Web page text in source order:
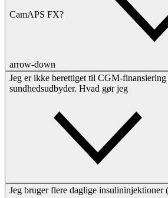
CamAPS FX?
arrow-down
Jeg er ikke berettiget til CGM-
sundhedsudbyder. Hvad gør jeg
Jeg bruger flere daglige